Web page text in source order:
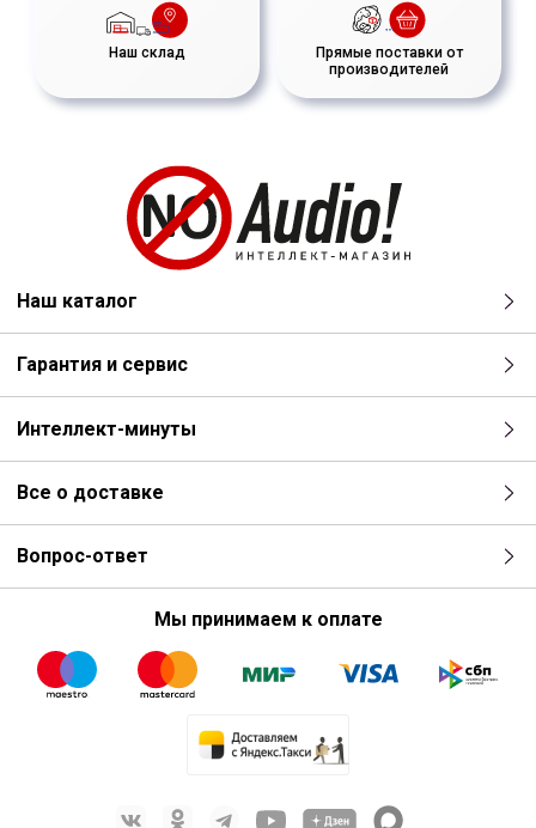
Наш склад
Прямые поставки от
производителей
Наш каталог
Гарантия и сервис
Интеллект-минуты
Все о доставке
Вопрос-ответ
Мы принимаем к оплате